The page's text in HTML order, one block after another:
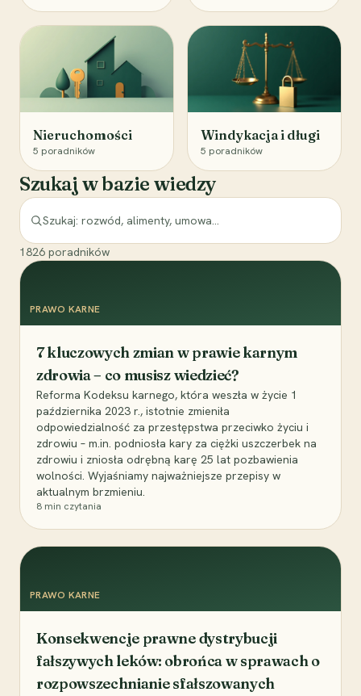
Nieruchomości
5 poradników
Windykacja i długi
5 poradników
Szukaj w bazie wiedzy
1826 poradników
PRAWO KARNE
7 kluczowych zmian w prawie karnym
zdrowia – co musisz wiedzieć?
Reforma Kodeksu karnego, która weszła w życie 1
października 2023 r., istotnie zmieniła
odpowiedzialność za przestępstwa przeciwko życiu i
zdrowiu – m.in. podniosła kary za ciężki uszczerbek na
zdrowiu i zniosła odrębną karę 25 lat pozbawienia
wolności. Wyjaśniamy najważniejsze przepisy w
aktualnym brzmieniu.
8 min czytania
PRAWO KARNE
Konsekwencje prawne dystrybucji
fałszywych leków: obrońca w sprawach o
rozpowszechnianie sfałszowanych